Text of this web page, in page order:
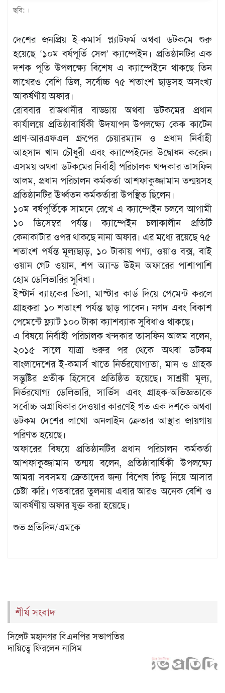
খেলাধুলা
এক্সক্লুসিভ
শিক্ষাঙ্গন
অর্থনীতি
মতামত
অন্যান্য
লাইফস্টাইল
ছবি: ।
দেশের জনপ্রিয় ই-কমার্স প্ল্যাটফর্ম অথবা ডটকমে শুরু
হয়েছে ‘১০ম বর্ষপূর্তি সেল’ ক্যাম্পেইন। প্রতিষ্ঠানটির এক
দশক পূতি উপলক্ষ্যে বিশেষ এ ক্যাম্পেইনে থাকছে তিন
লাখেরও বেশি ডিল, সর্বোচ্চ ৭৫ শতাংশ ছাড়সহ অসংখ্য
আকর্ষণীয় অফার।
রোববার রাজধানীর বাড্ডায় অথবা ডটকমের প্রধান
কার্যালয়ে প্রতিষ্ঠাবার্ষিকী উদযাপন উপলক্ষ্যে কেক কাটেন
প্রাণ-আরএফএল গ্রুপের চেয়ারম্যান ও প্রধান নির্বাহী
আহসান খান চৌধুরী এবং ক্যাম্পেইনের উদ্বোধন করেন।
এসময় অথবা ডটকমের নির্বাহী পরিচালক খন্দকার তাসফিন
আলম, প্রধান পরিচালন কর্মকর্তা আশফাকুজ্জামান তন্ময়সহ
প্রতিষ্ঠানটির ঊর্ধ্বতন কর্মকর্তারা উপস্থিত ছিলেন।
১০ম বর্ষপূর্তিকে সামনে রেখে এ ক্যাম্পেইন চলবে আগামী
১০ ডিসেম্বর পর্যন্ত। ক্যাম্পেইন চলাকালীন প্রতিটি
কেনাকাটার ওপর থাকছে নানা অফার। এর মধ্যে রয়েছে ৭৫
শতাংশ পর্যন্ত মূল্যছাড়, ১০ টাকায় পণ্য, ওয়াও বক্স, বাই
ওয়ান গেট ওয়ান, শপ অ্যান্ড উইন অফারের পাশাপাশি
হোম ডেলিভারির সুবিধা।
ইস্টার্ন ব্যাংকের ভিসা, মাস্টার কার্ড দিয়ে পেমেন্ট করলে
গ্রাহকরা ১০ শতাংশ পর্যন্ত ছাড় পাবেন। নগদ এবং বিকাশ
পেমেন্টে ফ্ল্যাট ১০০ টাকা ক্যাশব্যাক সুবিধাও থাকছে।
এ বিষয়ে নির্বাহী পরিচালক খন্দকার তাসফিন আলম বলেন,
২০১৫ সালে যাত্রা শুরুর পর থেকে অথবা ডটকম
বাংলাদেশের ই-কমার্স খাতে নির্ভরযোগ্যতা, মান ও গ্রাহক
সন্তুষ্টির প্রতীক হিসেবে প্রতিষ্ঠিত হয়েছে। সাশ্রয়ী মূল্য,
নির্ভরযোগ্য ডেলিভারি, সার্ভিস এবং গ্রাহক-অভিজ্ঞতাকে
সর্বোচ্চ অগ্রাধিকার দেওয়ার কারণেই গত এক দশকে অথবা
ডটকম দেশের লাখো অনলাইন ক্রেতার আস্থার জায়গায়
পরিণত হয়েছে।
অফারের বিষয়ে প্রতিষ্ঠানটির প্রধান পরিচালন কর্মকর্তা
আশফাকুজ্জামান তন্ময় বলেন, প্রতিষ্ঠাবার্ষিকী উপলক্ষ্যে
আমরা সবসময় ক্রেতাদের জন্য বিশেষ কিছু নিয়ে আসার
চেষ্টা করি। গতবারের তুলনায় এবার আরও অনেক বেশি ও
আকর্ষণীয় অফার যুক্ত করা হয়েছে।
শুভ প্রতিদিন/এমকে
শীর্ষ সংবাদ
সিলেট মহানগর বিএনপির সভাপতির
দায়িত্বে ফিরলেন নাসিম